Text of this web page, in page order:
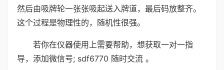
然后由吸牌轮一张张吸起送入牌道，最后码放整齐。
这个过程是物理性的，随机性很强。
若你在仪器使用上需要帮助，想获取一对一指
导，添加微信号; sdf6770 随时交流 。